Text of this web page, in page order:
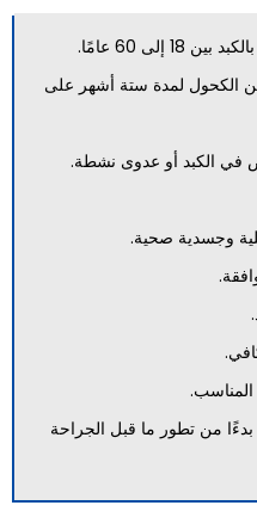
60 عامًا.
الكحول لمدة ستة أشهر على
في الكبد أو عدوى نشطة.
وجسدية صحية.
بدءًا من تطور ما قبل الجراحة